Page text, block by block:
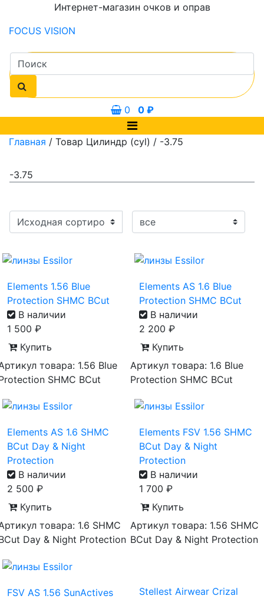
Интернет-магазин очков и оправ
FOCUS VISION
0 0 ₽
Главная / Товар Цилиндр (cyl) / -3.75
-3.75
Elements 1.56 Blue
Protection SHMC BCut
В наличии
1 500 ₽
Купить
товара: 1.56 Blue
SHMC BCut
Elements AS 1.6 Blue
Protection SHMC BCut
В наличии
2 200 ₽
Купить
Артикул товара: 1.6 Blue
Protection SHMC BCut
Elements AS 1.6 SHMC
BCut Day & Night
Protection
В наличии
2 500 ₽
Купить
товара: 1.6 SHMC
Day & Night Protection
Elements FSV 1.56 SHMC
BCut Day & Night
Protection
В наличии
1 700 ₽
Купить
Артикул товара: 1.56 SHMC
BCut Day & Night Protection
FSV AS 1.56 SunActives
Stellest Airwear Crizal